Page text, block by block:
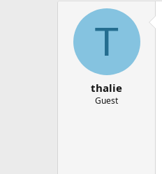
T
thalie
Guest